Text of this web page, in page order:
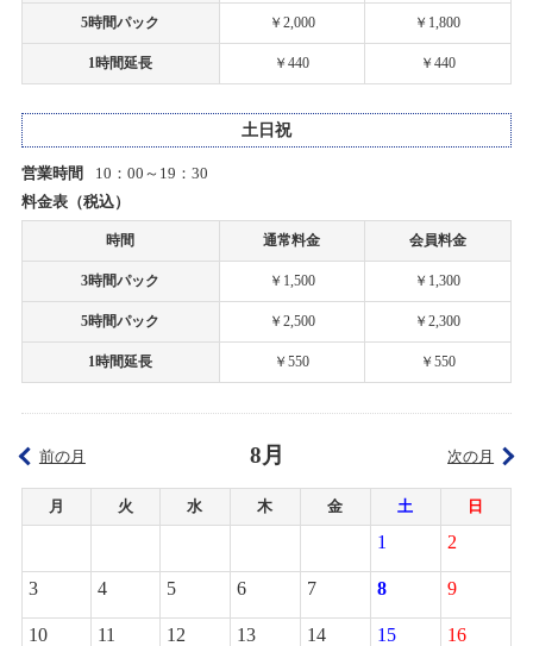
6月30日の上里店サーキットの営業
2019/05/07
2019/04/27
タムタム白子店２階 一時閉店のお知らせ
タムタム白子店１階 一時閉店のお知らせ
花、プラモデル組み立て企画』！第10回
2019/02/18
TVアニメ「ガーリー・エアフォース」特別企画『グリペン役・森嶋優
花、プラモデル組み立て企画』！第9回
2019/02/11
2024/11/24(日)
カテゴリ：ラジコン
2024/10/29(火)～2025/01/19(日)
カテゴリ：プラモデル
【札幌店】ミニ四駆計測会開催！
2024/10/27(日)
カテゴリ：ラジコン
お客様感謝祭2024夏プレゼント当選発表のお知らせ
2024/08/24(土)
【札幌店】ミニ四駆計測会開催！
2024/08/10(土)
カテゴリ：ラジコン
お客様感謝祭2024夏開催のお知らせ
2024/08/10(土)～2024/08/20(火)
5時間パック ￥2,000 ￥1,800
1時間延長 ￥440 ￥440
土日祝
営業時間
10：00～19：30
料金表（税込）
時間 通常料金 会員料金
3時間パック ￥1,500 ￥1,300
5時間パック ￥2,500 ￥2,300
1時間延長 ￥550 ￥550
8月
前の月 次の月
月 火 水 木 金 土 日
1 2
3 4 5 6 7 8 9
10 11 12 13 14 15 16